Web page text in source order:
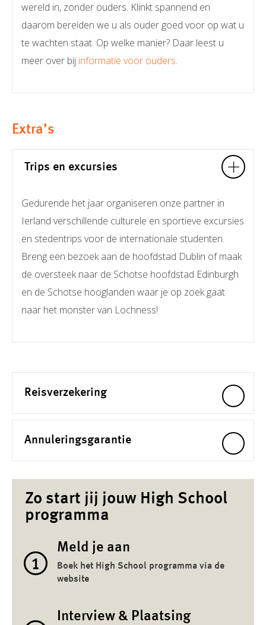
wereld in, zonder ouders. Klinkt spannend en
daarom bereiden we u als ouder goed voor op wat u
te wachten staat. Op welke manier? Daar leest u
meer over bij informatie voor ouders.
Extra’s
Trips en excursies
Gedurende het jaar organiseren onze partner in
Ierland verschillende culturele en sportieve excursies
en stedentrips voor de internationale studenten.
Breng een bezoek aan de hoofdstad Dublin of maak
de oversteek naar de Schotse hoofdstad Edinburgh
en de Schotse hooglanden waar je op zoek gaat
naar het monster van Lochness!
Reisverzekering
Annuleringsgarantie
Zo start jij jouw High School
programma
1
Meld je aan
Boek het High School programma via de
website
Interview & Plaatsing